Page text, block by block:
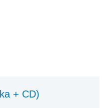
+ CD)